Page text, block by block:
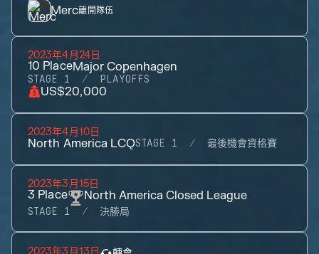
Merc離開隊伍
2023年4月24日
10 PlaceMajor Copenhagen
STAGE 1 PLAYOFFS
US$20,000
2023年4月10日
North America LCQSTAGE 1 最後機會資格賽
2023年3月15日
3 Place North America Closed League
STAGE 1 決勝局
2023年3月13日